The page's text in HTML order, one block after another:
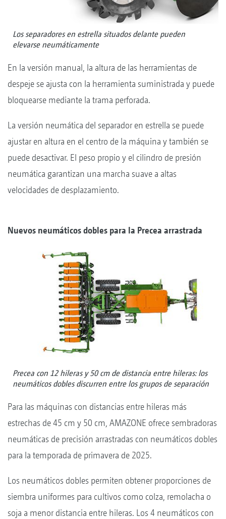
Los separadores en estrella situados delante pueden
elevarse neumáticamente
En la versión manual, la altura de las herramientas de
despeje se ajusta con la herramienta suministrada y puede
bloquearse mediante la trama perforada.
La versión neumática del separador en estrella se puede
ajustar en altura en el centro de la máquina y también se
puede desactivar. El peso propio y el cilindro de presión
neumática garantizan una marcha suave a altas
velocidades de desplazamiento.
Nuevos neumáticos dobles para la Precea arrastrada
Precea con 12 hileras y 50 cm de distancia entre hileras: los
neumáticos dobles discurren entre los grupos de separación
Para las máquinas con distancias entre hileras más
estrechas de 45 cm y 50 cm, AMAZONE ofrece sembradoras
neumáticas de precisión arrastradas con neumáticos dobles
para la temporada de primavera de 2025.
Los neumáticos dobles permiten obtener proporciones de
siembra uniformes para cultivos como colza, remolacha o
soja a menor distancia entre hileras. Los 4 neumáticos con